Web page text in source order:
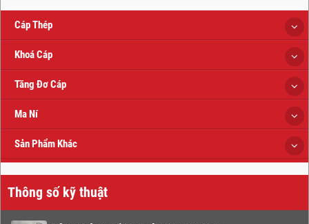
Cáp Thép
Khoá Cáp
Tăng Đơ Cáp
Ma Ní
Sản Phẩm Khác
Thông số kỹ thuật